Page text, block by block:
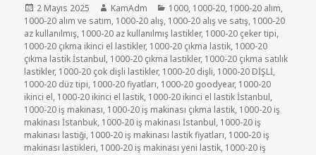
Yayın
tarihi
2 Mayıs 2025 Yazar
KamAdm Kategoriler
1000, 1000-20, 1000-20 alım,
1000-20 alım ve satım, 1000-20 alış, 1000-20 alış ve satış, 1000-20
az kullanılmış, 1000-20 az kullanılmış lastikler, 1000-20 çeker tipi,
1000-20 çıkma ikinci el lastikler, 1000-20 çıkma lastik, 1000-20
çıkma lastik İstanbul, 1000-20 çıkma lastikler, 1000-20 çıkma satılık
lastikler, 1000-20 çok dişli lastikler, 1000-20 dişli, 1000-20 DİŞLİ,
1000-20 düz tipi, 1000-20 fiyatları, 1000-20 goodyear, 1000-20
ikinci el, 1000-20 ikinci el lastik, 1000-20 ikinci el lastik İstanbul,
1000-20 iş makinası, 1000-20 iş makinası çıkma lastik, 1000-20 iş
makinası İstanbuk, 1000-20 iş makinası İstanbul, 1000-20 iş
makinası lastiği, 1000-20 iş makinası lastik fiyatları, 1000-20 iş
makinası lastikleri, 1000-20 iş makinası yeni lastik, 1000-20 iş